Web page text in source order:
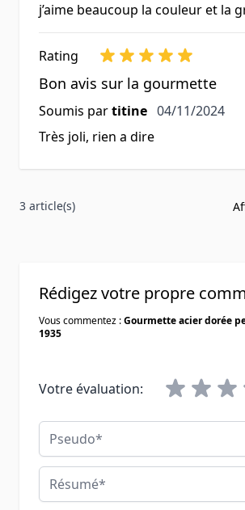
j’aime beaucoup la couleur et la
Rating
Bon avis sur la gourmette
Soumis partitine 4 novembre
04/11/2024
Très joli, rien a dire
3 article(s)
Rédigez votre propre
Vous commentez :Gourmette acier dorée
1935
Votre évaluation:
Pseudo
Résumé